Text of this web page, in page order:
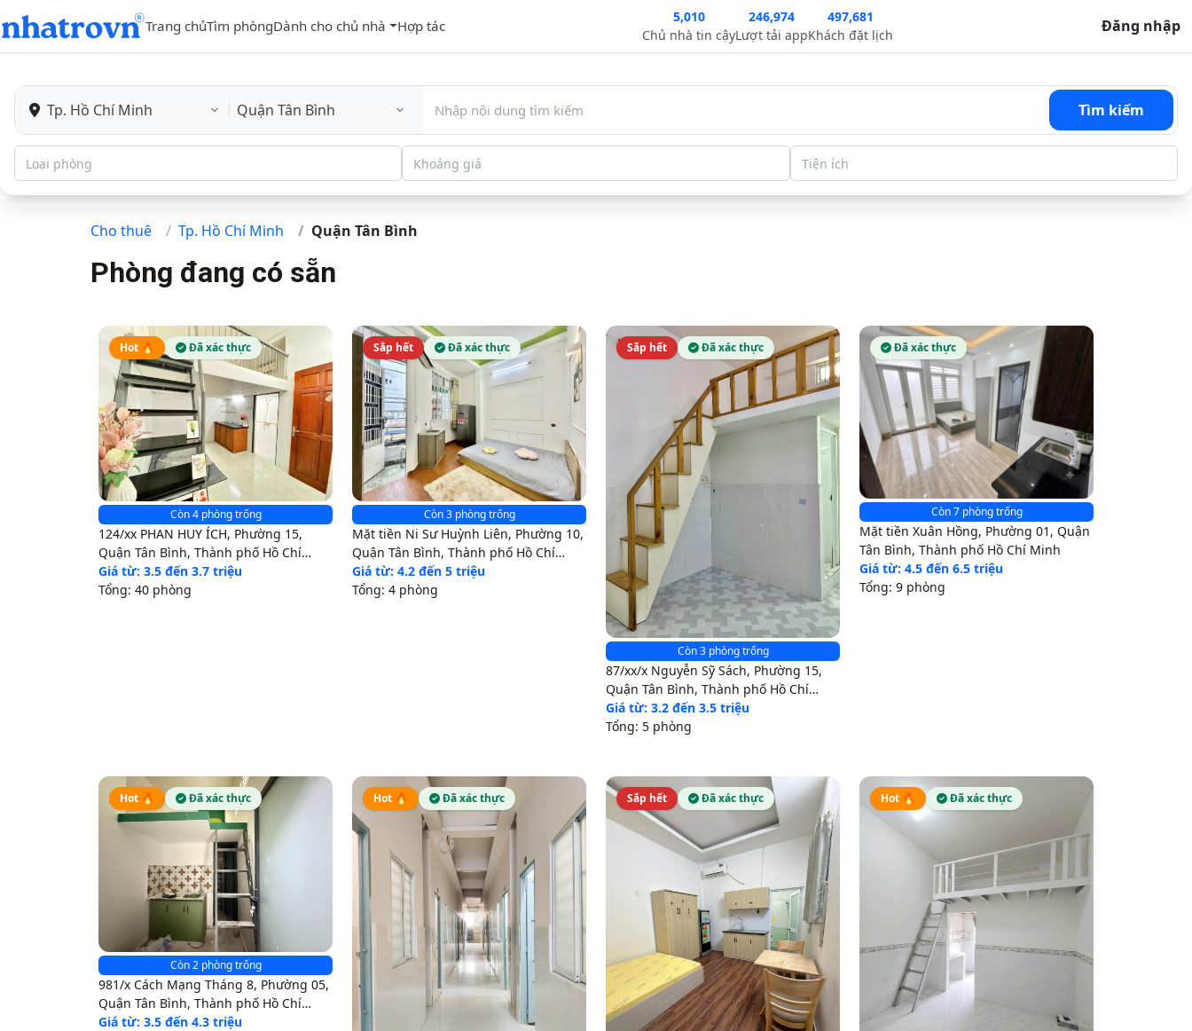
Trang chủTìm phòngDành cho chủ nhà Hợp tác
5,010
Chủ nhà tin cậy
246,974
Lượt tải app
497,681
Khách đặt lịch
Đăng nhập
Tìm kiếm
Loại phòng Khoảng giá Tiện ích
Cho thuê Tp. Hồ Chí Minh Quận Tân Bình
Phòng đang có sẵn
Hot 🔥 Đã xác thực
Còn 4 phòng trống
124/xx PHAN HUY ÍCH, Phường 15,
Quận Tân Bình, Thành phố Hồ Chí
Minh
Giá từ: 3.5 đến 3.7 triệu
Tổng: 40 phòng
Sắp hết Đã xác thực
Còn 3 phòng trống
Mặt tiền Ni Sư Huỳnh Liên, Phường 10,
Quận Tân Bình, Thành phố Hồ Chí
Minh
Giá từ: 4.2 đến 5 triệu
Tổng: 4 phòng
Sắp hết Đã xác thực
Còn 3 phòng trống
87/xx/x Nguyễn Sỹ Sách, Phường 15,
Quận Tân Bình, Thành phố Hồ Chí
Minh
Giá từ: 3.2 đến 3.5 triệu
Tổng: 5 phòng
Đã xác thực
Còn 7 phòng trống
Mặt tiền Xuân Hồng, Phường 01, Quận
Tân Bình, Thành phố Hồ Chí Minh
Giá từ: 4.5 đến 6.5 triệu
Tổng: 9 phòng
Hot 🔥 Đã xác thực
Còn 2 phòng trống
981/x Cách Mạng Tháng 8, Phường 05,
Quận Tân Bình, Thành phố Hồ Chí
Minh
Giá từ: 3.5 đến 4.3 triệu
Hot 🔥 Đã xác thực Sắp hết Đã xác thực Hot 🔥 Đã xác thực